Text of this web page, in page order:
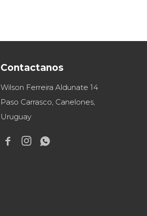
Contactanos
Wilson Ferreira Aldunate 14
Paso Carrasco, Canelones,
Uruguay
  